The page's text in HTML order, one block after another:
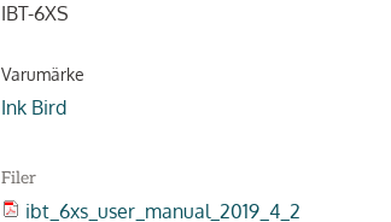
IBT-6XS
Varumärke
Ink Bird
Filer
ibt_6xs_user_manual_2019_4_2